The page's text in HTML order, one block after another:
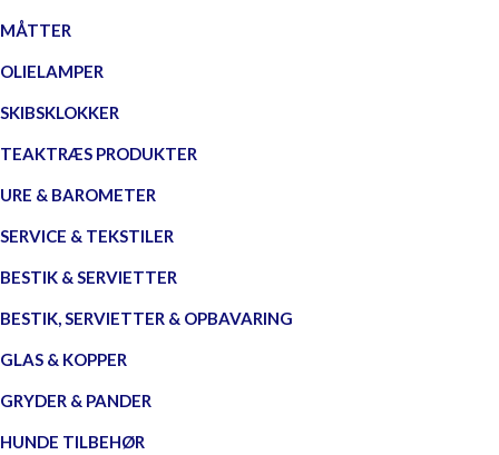
MÅTTER
OLIELAMPER
SKIBSKLOKKER
TEAKTRÆS PRODUKTER
URE & BAROMETER
SERVICE & TEKSTILER
BESTIK & SERVIETTER
BESTIK, SERVIETTER & OPBAVARING
GLAS & KOPPER
GRYDER & PANDER
HUNDE TILBEHØR